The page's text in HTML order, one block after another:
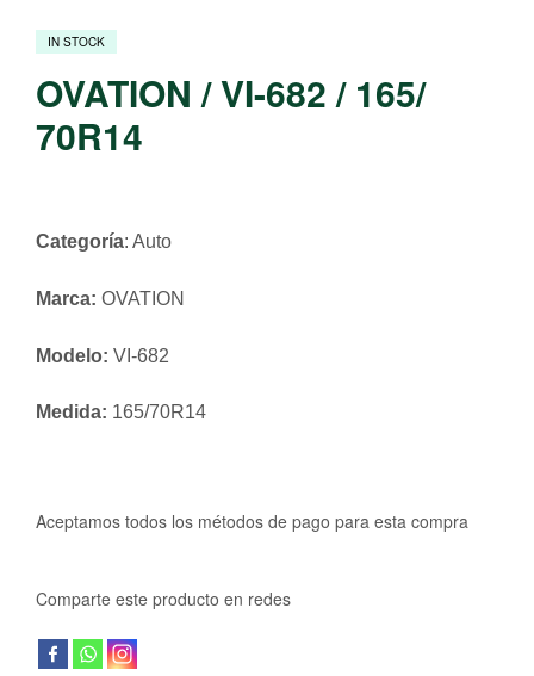
IN STOCK
OVATION / VI-682 / 165/
70R14
Categoría: Auto
Marca: OVATION
Modelo: VI-682
Medida: 165/70R14
Aceptamos todos los métodos de pago para esta compra
Comparte este producto en redes